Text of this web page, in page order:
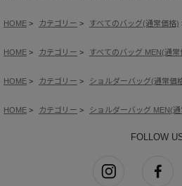
HOME カテゴリー すべてのバッグ(通常価格)
HOME カテゴリー すべてのバッグ MEN(通常
HOME カテゴリー ショルダーバッグ(通常価
HOME カテゴリー ショルダーバッグ MEN(
FOLLOW